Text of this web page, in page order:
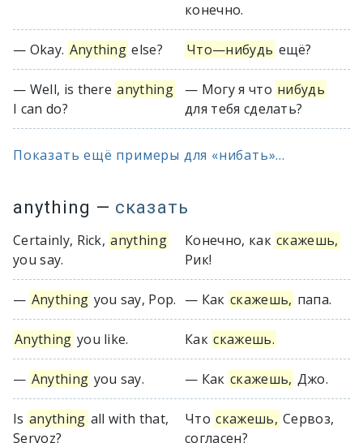
конечно.
— Okay. Anything else? Что—нибудь ещё?
— Well, is there anything
I can do?
— Могу я что нибудь
для тебя сделать?
Показать ещё примеры для «нибать»...
anything — сказать
Certainly, Rick, anything
you say.
Конечно, как скажешь,
Рик!
— Anything you say, Pop. — Как скажешь, папа.
Anything you like. Как скажешь.
— Anything you say. — Как скажешь, Джо.
Is anything all with that,
Servoz?
Что скажешь, Сервоз,
согласен?